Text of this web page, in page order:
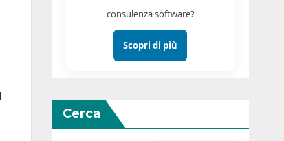
Cerca
consulenza software?
Scopri di più